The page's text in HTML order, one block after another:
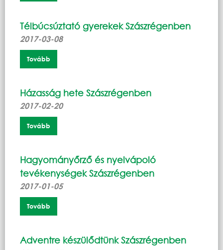
Télbúcsúztató gyerekek Szászrégenben
2017-03-08
Tovább
Házasság hete Szászrégenben
2017-02-20
Tovább
Hagyományőrző és nyelvápoló
tevékenységek Szászrégenben
2017-01-05
Tovább
Adventre készülődtünk Szászrégenben